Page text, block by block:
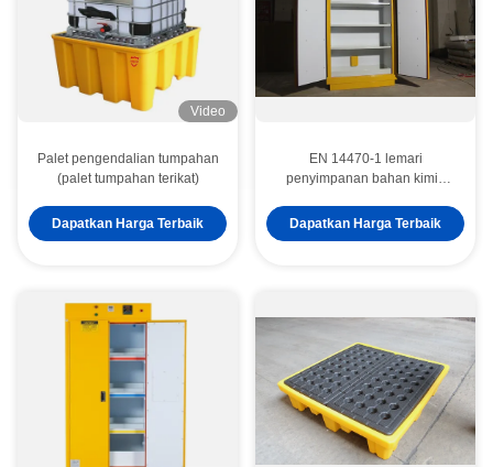
Video
Palet pengendalian tumpahan
(palet tumpahan terikat)
Dapatkan Harga Terbaik
EN 14470-1 lemari
penyimpanan bahan kimia
45G
Dapatkan Harga Terbaik